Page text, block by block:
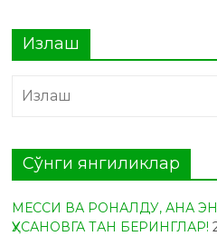
Излаш
Сўнги янгиликлар
МЕССИ ВА РОНАЛДУ, АНА
ҲУСАНОВГА ТАН БЕРИНГЛАР!